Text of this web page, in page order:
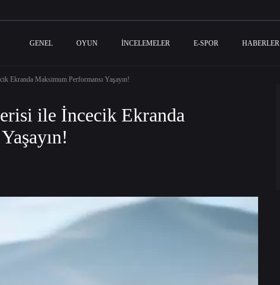
GENEL OYUN İNCELEMELER E-SPOR HABERLER
Ekranda Maksimum Performansı Yaşayın!
ile İncecik Ekranda